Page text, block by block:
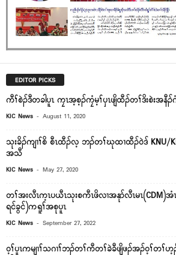
EDITOR PICKS
ကီၢ်စဲၣ်ဒီတခါပူၤ ကၠၤအ့စ့ၣ်ကၠံမ့ၢ်ၦၤဖျိထီၣ်တၢ်ဒိးစဲးအနီၣ်
KIC News - August 11, 2020
သုးခိၣ်ကျၢၢ်စိ စီၤထီၣ်လ့ ဘၣ်တၢ်ဃုထၢထီၣ်၀ဲဒ် KNU/
အသီ
KIC News - May 27, 2020
တၢ်အးလီၤက့ၤပယီၤသုးစကီၤဖိလၢအနုာ်လီၤမၤ(CDM)
ရင်ခွင်)ကရူၢ်အစုပူၤ
KIC News - September 27, 2022
ဝ့ၢ်ပူၤကမျၢၢ်သဂၢၢ်ဘၣ်တၢ်ကီတၢ်ခဲခီဖျိဖၣ်အၣ်ဝ့ၢ်တ